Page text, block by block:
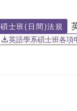
碩士班(日間)法規
英語學系碩士班各項